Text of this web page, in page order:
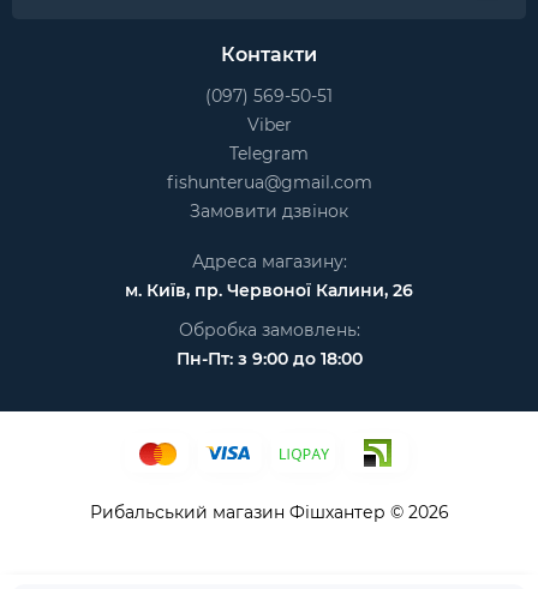
Контакти
(097) 569-50-51
Viber
Telegram
fishunterua@gmail.com
Замовити дзвінок
Адреса магазину:
м. Київ, пр. Червоної Калини, 26
Обробка замовлень:
Пн-Пт: з 9:00 до 18:00
Рибальський магазин Фішхантер © 2026